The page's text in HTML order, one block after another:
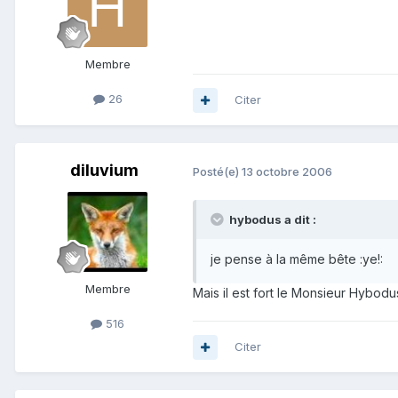
Membre
26 Citer
diluvium
Membre
516
Posté(e) 13 octobre 2006
hybodus a dit :
je pense à la même bête :ye!:
Mais il est fort le Monsieur
Citer